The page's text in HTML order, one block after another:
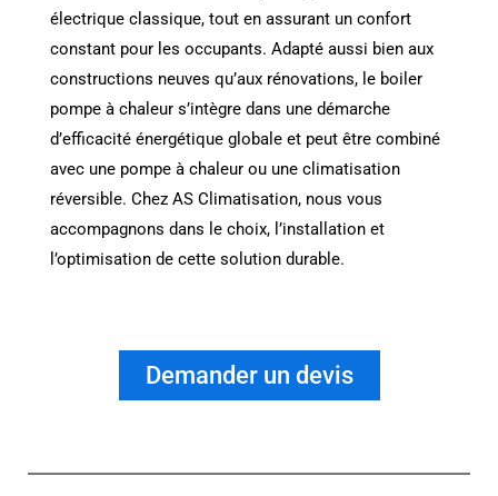
électrique classique, tout en assurant un confort
constant pour les occupants. Adapté aussi bien aux
constructions neuves qu’aux rénovations, le boiler
pompe à chaleur s’intègre dans une démarche
d’efficacité énergétique globale et peut être combiné
avec une pompe à chaleur ou une climatisation
réversible. Chez AS Climatisation, nous vous
accompagnons dans le choix, l’installation et
l’optimisation de cette solution durable.
Demander un devis